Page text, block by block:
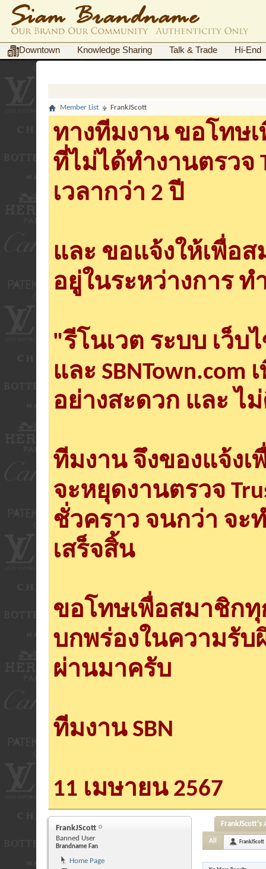
Downtown Knowledge Sharing Talk & Trade Hi-End
Member List FrankJScott
ทางทีมงาน ขอโทษ
ที่ไม่ได้ทำงานตรวจ
เวลากว่า 2 ปี
และ ขอแจ้งให้เพื่อ
อยู่ในระหว่างการ ท
"รีโนเวต ระบบ เว็บ
และ
อย่างสะดวก และ ไ
ทีมงาน จึงของแจ้ง
จะหยุดงานตรวจ
ชั่วคราว จนกว่า จะ
เสร็จสิ้น
ขอโทษเพื่อสมาชิก
บกพร่องในความรั
ผ่านมาครับ
ทีมงาน SBN
11 เมษายน 2567
FrankJScott
Banned User
Brandname Fan
Home Page
FrankJScott's
All FrankJScott